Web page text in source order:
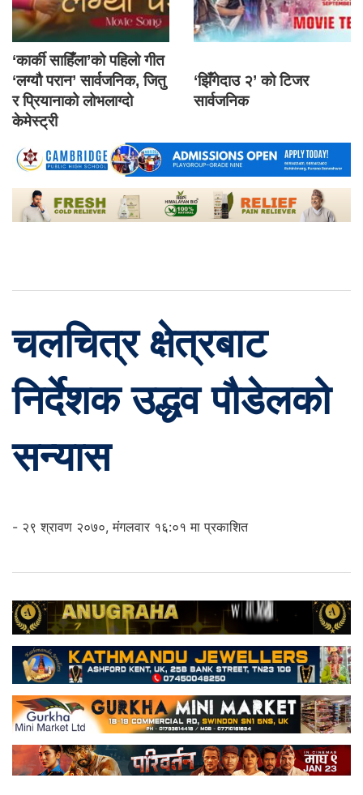
‘कार्की साहिँला’को पहिलो गीत
‘लग्यौ परान’ सार्वजनिक, जितु
र प्रियानाको लोभलाग्दो
केमेस्ट्री
‘झिँगेदाउ २’ को टिजर
सार्वजनिक
चलचित्र क्षेत्रबाट
निर्देशक उद्धव पौडेलको
सन्यास
- २९ श्रावण २०७०, मंगलवार १६:०१ मा प्रकाशित